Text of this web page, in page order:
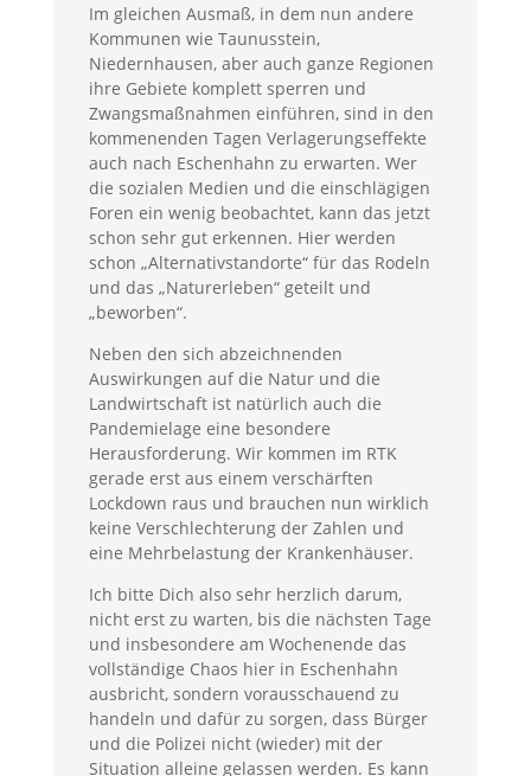
Im gleichen Ausmaß, in dem nun andere
Kommunen wie Taunusstein,
Niedernhausen, aber auch ganze Regionen
ihre Gebiete komplett sperren und
Zwangsmaßnahmen einführen, sind in den
kommenenden Tagen Verlagerungseffekte
auch nach Eschenhahn zu erwarten. Wer
die sozialen Medien und die einschlägigen
Foren ein wenig beobachtet, kann das jetzt
schon sehr gut erkennen. Hier werden
schon „Alternativstandorte“ für das Rodeln
und das „Naturerleben“ geteilt und
„beworben“.
Neben den sich abzeichnenden
Auswirkungen auf die Natur und die
Landwirtschaft ist natürlich auch die
Pandemielage eine besondere
Herausforderung. Wir kommen im RTK
gerade erst aus einem verschärften
Lockdown raus und brauchen nun wirklich
keine Verschlechterung der Zahlen und
eine Mehrbelastung der Krankenhäuser.
Ich bitte Dich also sehr herzlich darum,
nicht erst zu warten, bis die nächsten Tage
und insbesondere am Wochenende das
vollständige Chaos hier in Eschenhahn
ausbricht, sondern vorausschauend zu
handeln und dafür zu sorgen, dass Bürger
und die Polizei nicht (wieder) mit der
Situation alleine gelassen werden. Es kann